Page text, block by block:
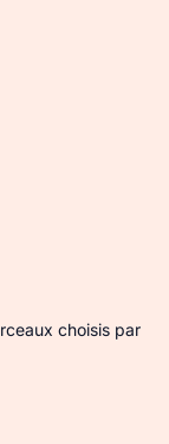
choisis par